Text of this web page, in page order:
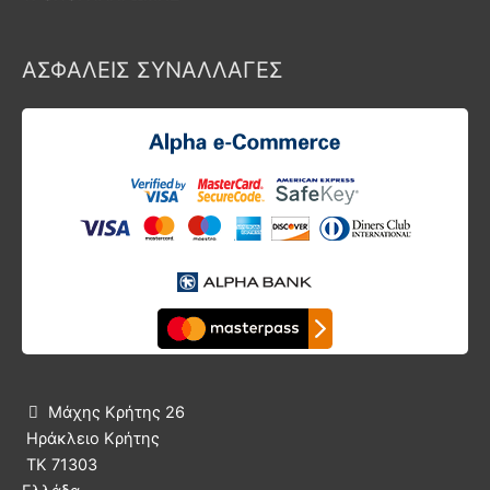
ΑΣΦΑΛΕΙΣ ΣΥΝΑΛΛΑΓΕΣ

Μάχης Κρήτης 26
Ηράκλειο Κρήτης
ΤΚ 71303